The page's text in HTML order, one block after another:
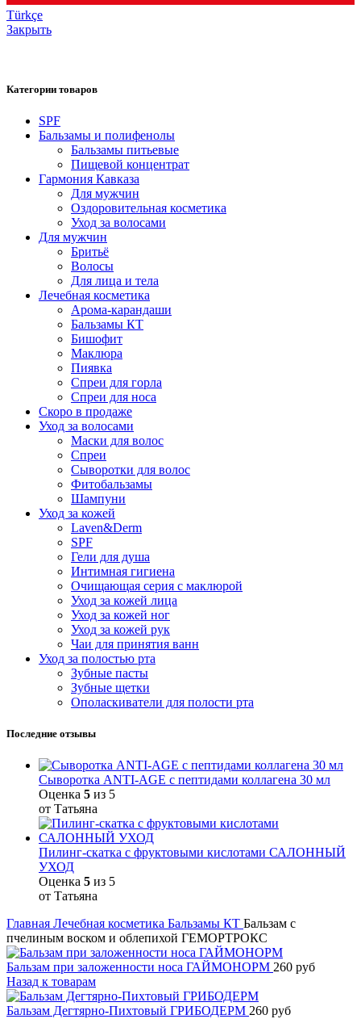
Türkçe
Закрыть
Категории товаров
SPF
Бальзамы и полифенолы
Бальзамы питьевые
Пищевой концентрат
Гармония Кавказа
Для мужчин
Оздоровительная косметика
Уход за волосами
Для мужчин
Бритьё
Волосы
Для лица и тела
Лечебная косметика
Арома-карандаши
Бальзамы КТ
Бишофит
Маклюра
Пиявка
Спреи для горла
Спреи для носа
Скоро в продаже
Уход за волосами
Маски для волос
Спреи
Сыворотки для волос
Фитобальзамы
Шампуни
Уход за кожей
Laven&Derm
SPF
Гели для душа
Интимная гигиена
Очищающая серия с маклюрой
Уход за кожей лица
Уход за кожей ног
Уход за кожей рук
Чаи для принятия ванн
Уход за полостью рта
Зубные пасты
Зубные щетки
Ополаскиватели для полости рта
Последние отзывы
Сыворотка ANTI-AGE с пептидами коллагена 30 мл
Оценка 5 из 5
от Татьяна
Пилинг-скатка с фруктовыми кислотами САЛОННЫЙ
УХОД
Оценка 5 из 5
от Татьяна
Главная Лечебная косметика Бальзамы КТ Бальзам с
пчелиным воском и облепихой ГЕМОРТРОКС
Бальзам при заложенности носа ГАЙМОНОРМ 260 руб
Назад к товарам
Бальзам Дегтярно-Пихтовый ГРИБОДЕРМ 260 руб